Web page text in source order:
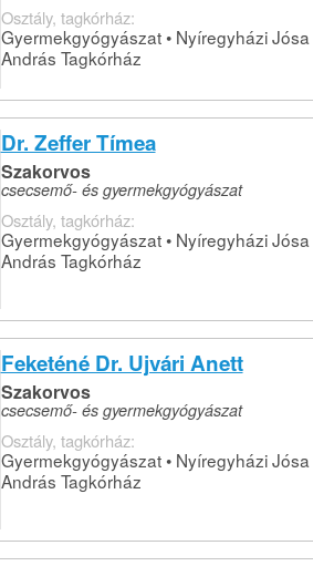
Osztály, tagkórház:
Gyermekgyógyászat • Nyíregyházi Jósa
András Tagkórház
Dr. Zeffer Tímea
Szakorvos
csecsemő- és gyermekgyógyászat
Osztály, tagkórház:
Gyermekgyógyászat • Nyíregyházi Jósa
András Tagkórház
Feketéné Dr. Ujvári Anett
Szakorvos
csecsemő- és gyermekgyógyászat
Osztály, tagkórház:
Gyermekgyógyászat • Nyíregyházi Jósa
András Tagkórház